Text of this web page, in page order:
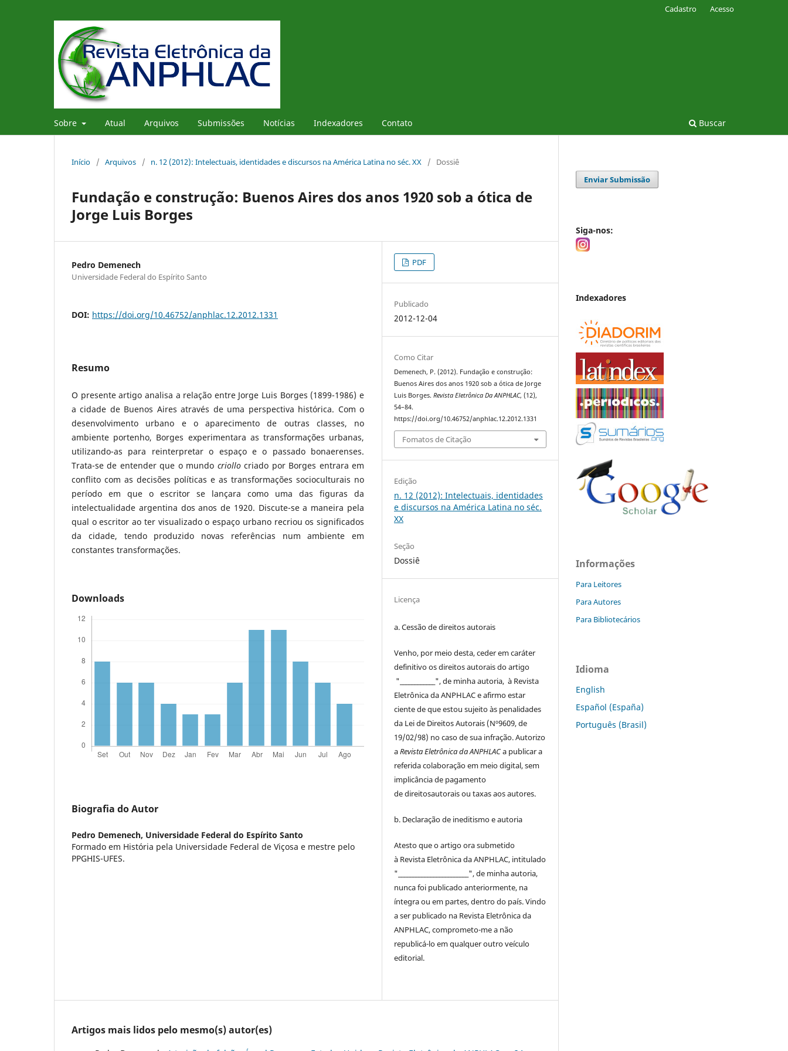
Sobre Atual Arquivos Submissões Notícias Indexadores Contato Buscar
Cadastro Acesso
Início / Arquivos / n. 12 (2012): Intelectuais, identidades e discursos na América Latina no séc. XX / Dossiê
Fundação e construção: Buenos Aires dos anos 1920 sob a ótica de
Jorge Luis Borges
Pedro Demenech
Universidade Federal do Espírito Santo
DOI: https://doi.org/10.46752/anphlac.12.2012.1331
Resumo
O presente artigo analisa a relação entre Jorge Luis Borges (1899-1986) e
a cidade de Buenos Aires através de uma perspectiva histórica. Com o
desenvolvimento urbano e o aparecimento de outras classes, no
ambiente portenho, Borges experimentara as transformações urbanas,
utilizando-as para reinterpretar o espaço e o passado bonaerenses.
Trata-se de entender que o mundo criollocriado por Borges entrara em
conflito com as decisões políticas e as transformações socioculturais no
período em que o escritor se lançara como uma das figuras da
intelectualidade argentina dos anos de 1920. Discute-se a maneira pela
qual o escritor ao ter visualizado o espaço urbano recriou os significados
da cidade, tendo produzido novas referências num ambiente em
constantes transformações.
Downloads
Biografia do Autor
Pedro Demenech, Universidade Federal do Espírito Santo
Formado em História pela Universidade Federal de Viçosa e mestre pelo
PPGHIS-UFES.
PDF
Publicado
2012-12-04
Como Citar
Demenech, P. (2012). Fundação e construção:
Buenos Aires dos anos 1920 sob a ótica de Jorge
Luis Borges.Revista Eletrônica Da ANPHLAC, (12),
54–84.
https://doi.org/10.46752/anphlac.12.2012.1331
Fomatos de Citação
Edição
n. 12 (2012): Intelectuais, identidades
e discursos na América Latina no séc.
XX
Seção
Dossiê
Licença
a. Cessão dedireitosautorais
Venho, por meio desta, ceder em caráter
definitivo osdireitosautoraisdo artigo
"____________", de minha autoria, à Revista
Eletrônica da ANPHLACe afirmo estar
ciente de que estou sujeito às penalidades
da Lei de DireitosAutorais (Nº9609, de
19/02/98) no caso de sua infração. Autorizo
aRevista Eletrônica da ANPHLACa publicar a
referida colaboração em meio digital, sem
implicância de pagamento
dedireitosautoraisou taxas aos autores.
b. Declaração de ineditismo e autoria
Atesto que o artigo ora submetido
à Revista Eletrônica da ANPHLAC, intitulado
"________________________", de minha autoria,
nunca foi publicado anteriormente, na
íntegra ou em partes, dentrodo país. Vindo
a ser publicado na Revista Eletrônica da
ANPHLAC, comprometo-me a não
republicá-lo em qualquer outro veículo
editorial.
Artigos mais lidos pelo mesmo(s) autor(es)
Enviar Submissão
Siga-nos:
Indexadores
Informações
Para Leitores
Para Autores
Para Bibliotecários
Idioma
English
Español (España)
Português (Brasil)